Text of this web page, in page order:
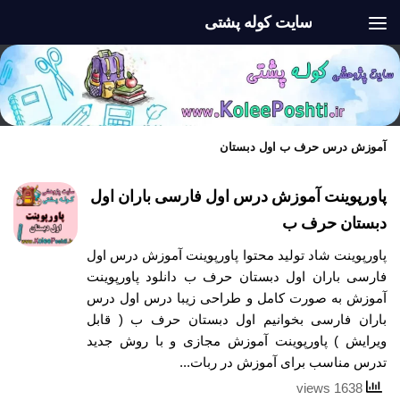
سایت کوله پشتی
آموزش درس حرف ب اول دبستان
پاورپوینت آموزش درس اول فارسی باران اول
دبستان حرف ب
پاورپوینت شاد تولید محتوا پاورپوینت آموزش درس اول
فارسی باران اول دبستان حرف ب دانلود پاورپوینت
آموزش به صورت کامل و طراحی زیبا درس اول درس
باران فارسی بخوانیم اول دبستان حرف ب ( قابل
ویرایش ) پاورپوینت آموزش مجازی و با روش جدید
تدرس مناسب برای آموزش در ربات...